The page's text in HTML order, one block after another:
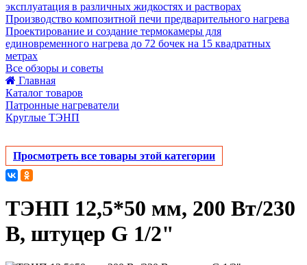
эксплуатация в различных жидкостях и растворах
Производство композитной печи предварительного нагрева
Проектирование и создание термокамеры для
единовременного нагрева до 72 бочек на 15 квадратных
метрах
Все обзоры и советы
Главная
Каталог товаров
Патронные нагреватели
Круглые ТЭНП
Просмотреть все товары этой категории
ТЭНП 12,5*50 мм, 200 Вт/230
В, штуцер G 1/2"